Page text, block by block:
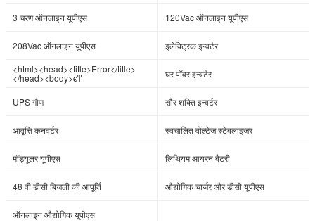
3 चरण ऑनलाइन यूपीएस 120Vac ऑनलाइन यूपीएस
208Vac ऑनलाइन यूपीएस
इलेक्ट्रिक इन्वर्टर
<html><head><title>Error</title>
</head><body>ϵͳ घर पॉवर इन्वर्टर
UPS गौण सौर शक्ति इन्वर्टर
आवृत्ति कनवर्टर स्वचालित वोल्टेज स्टेबलाइजर
मॉड्यूलर यूपीएस लिथियम आयरन बैटरी
48 वी डीसी बिजली की आपूर्ति औद्योगिक चार्जर और डीसी यूपीएस
ऑनलाइन औद्योगिक यूपीएस